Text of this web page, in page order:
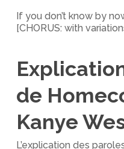
If you don’t know by
[CHORUS: with
de
Kanye
L’explication des